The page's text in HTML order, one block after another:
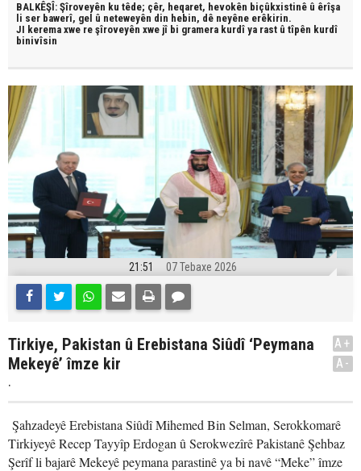
BALKÊŞÎ: Şîroveyên ku têde; çêr, heqaret, hevokên biçûkxistinê û êrîşa
li ser bawerî, gel û neteweyên din hebin, dê neyêne erêkirin.
JI kerema xwe re şîroveyên xwe jî bi gramera kurdî ya rast û tîpên kurdî
binivîsin
21:51 07 Tebaxe 2026
Tirkiye, Pakistan û Erebistana Siûdî ‘Peymana
Mekeyê’ îmze kir
.
A+
A-
Şahzadeyê Erebistana Siûdî Mihemed Bin Selman, Serokkomarê
Tirkiyeyê Recep Tayyîp Erdogan û Serokwezîrê Pakistanê Şehbaz
Şerîf li bajarê Mekeyê peymana parastinê ya bi navê “Meke” îmze